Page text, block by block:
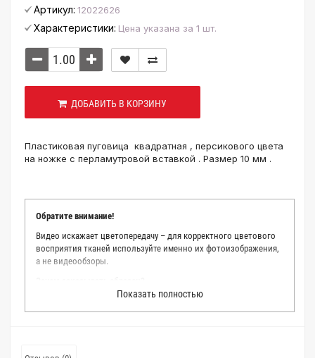
Артикул: 12022626
Характеристики: Цена указана за 1 шт.
ДОБАВИТЬ В КОРЗИНУ
Пластиковая пуговица квадратная , персикового цвета
на ножке с перламутровой вставкой . Размер 10 мм .
Обратите внимание!
Видео искажает цветопередачу – для корректного цветового
восприятия тканей используйте именно их фотоизображения,
а не видеообзоры.
Мы делаем все возможное, чтобы точно описать цвет каждой
ткани из нашего каталога. Мы осматриваем и фотографируем
Показать полностью